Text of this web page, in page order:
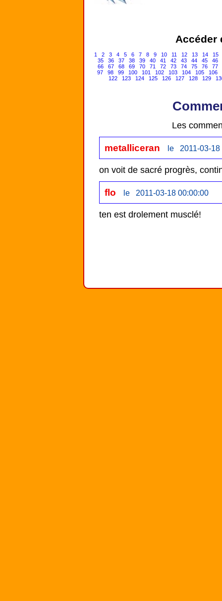
Accéder
1 2 3 4 5 6 7 8 9 10 11 12 13 14
15
35
36 37 38 39 40 41 42 43 44 45
46
66
67 68 69 70 71 72 73 74 75 76
77
97
98 99 100 101 102 103 104 105
106
122
123 124 125 126 127 128 129
Les
metalliceran le 2011-03-18
on voit de sacré progrès,
flo le 2011-03-18 00:00:00
ten est drolement musclé!